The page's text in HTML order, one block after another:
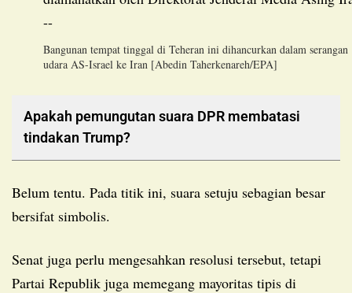
Bangunan tempat tinggal di Teheran ini dihancurkan dalam serangan
udara AS-Israel ke Iran [Abedin Taherkenareh/EPA]
Apakah pemungutan suara DPR membatasi
tindakan Trump?
Belum tentu. Pada titik ini, suara setuju sebagian besar
bersifat simbolis.
Senat juga perlu mengesahkan resolusi tersebut, tetapi
Partai Republik juga memegang mayoritas tipis di